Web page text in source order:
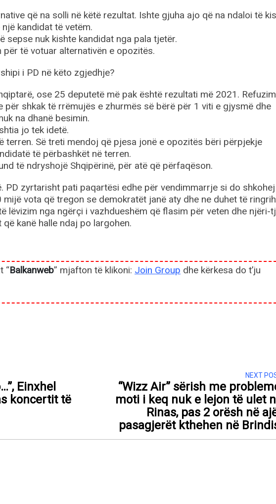
që na solli në këtë rezultat. Ishte gjuha ajo që na ndaloi të
kandidat të vetëm.
sepse nuk kishte kandidat nga pala tjetër.
të votuar alternativën e opozitës.
i PD në këto zgjedhje?
ose 25 deputetë më pak është rezultati më 2021.
për shkak të rrëmujës e zhurmës së bërë për 1 viti e gjysmë dhe
na dhanë besimin.
jo tek idetë.
terren. Së treti mendoj që pjesa jonë e opozitës bëri përpjekje
të përbashkët në terren.
të ndryshojë Shqipërinë, për atë që përfaqëson.
PD zyrtarisht pati paqartësi edhe për vendimmarrje si do
vota që tregon se demokratët janë aty dhe ne duhet të
lëvizim nga ngërçi i vazhdueshëm që flasim për veten dhe njëri-
kanë halle ndaj po largohen.
“Balkanweb” mjafton të klikoni: Join Group dhe kërkesa do t’ju
Einxhel
koncertit të
NEXT
“Wizz Air” sërish me
moti i keq nuk e lejon të ulet
Rinas, pas 2 orësh në
pasagjerët kthehen në